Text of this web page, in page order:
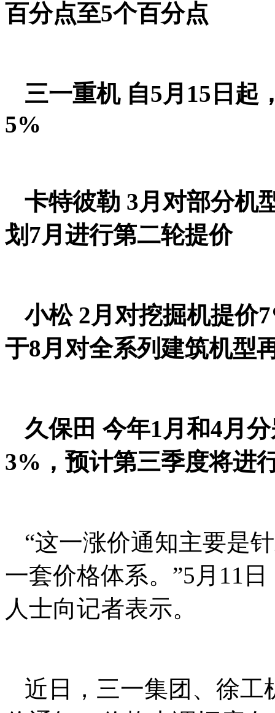
百分点至5个百分点
三一重机 自5月15日起
5%
卡特彼勒 3月对部分机
划7月进行第二轮提价
小松 2月对挖掘机提价
于8月对全系列建筑机型
久保田 今年1月和4月
3%，预计第三季度将进
“这一涨价通知主要是
一套价格体系。”5月11
人士向记者表示。
近日，三一集团、徐工